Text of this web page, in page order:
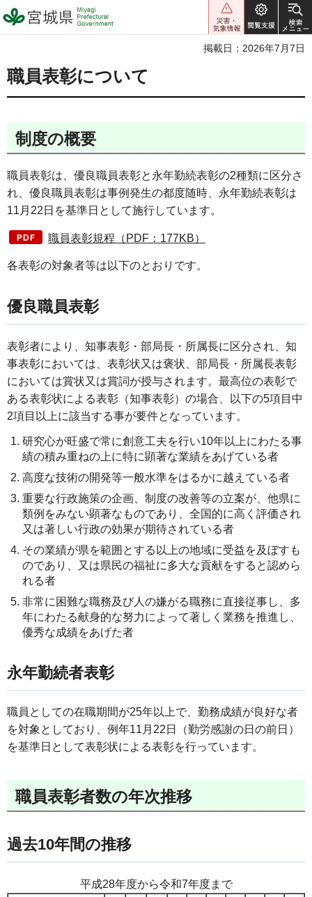
宮城県 Miyagi Prefectural
Government
掲載日：2026年7月7日
職員表彰について
制度の概要
職員表彰は、優良職員表彰と永年勤続表彰の2種類に区分さ
れ、優良職員表彰は事例発生の都度随時、永年勤続表彰は
11月22日を基準日として施行しています。
職員表彰規程（PDF：177KB）
各表彰の対象者等は以下のとおりです。
優良職員表彰
表彰者により、知事表彰・部局長・所属長に区分され、知
事表彰においては、表彰状又は褒状、部局長・所属長表彰
においては賞状又は賞詞が授与されます。最高位の表彰で
ある表彰状による表彰（知事表彰）の場合、以下の5項目中
2項目以上に該当する事が要件となっています。
研究心が旺盛で常に創意工夫を行い10年以上にわたる事
績の積み重ねの上に特に顕著な業績をあげている者
高度な技術の開発等一般水準をはるかに越えている者
重要な行政施策の企画、制度の改善等の立案が、他県に
類例をみない顕著なものであり、全国的に高く評価され
又は著しい行政の効果が期待されている者
その業績が県を範囲とする以上の地域に受益を及ぼすも
のであり、又は県民の福祉に多大な貢献をすると認めら
れる者
非常に困難な職務及び人の嫌がる職務に直接従事し、多
年にわたる献身的な努力によって著しく業務を推進し、
優秀な成績をあげた者
永年勤続者表彰
職員としての在職期間が25年以上で、勤務成績が良好な者
を対象としており、例年11月22日（勤労感謝の日の前日）
を基準日として表彰状による表彰を行っています。
職員表彰者数の年次推移
過去10年間の推移
平成28年度から令和7年度まで